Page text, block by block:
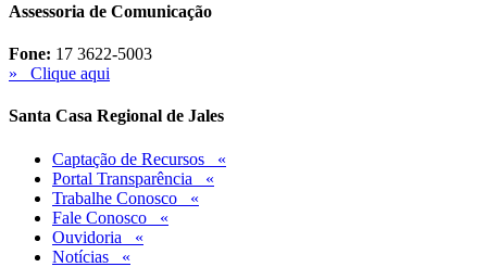
Assessoria de Comunicação
Fone: 17 3622-5003
» Clique aqui
Santa Casa Regional de Jales
Captação de Recursos «
Portal Transparência «
Trabalhe Conosco «
Fale Conosco «
Ouvidoria «
Notícias «